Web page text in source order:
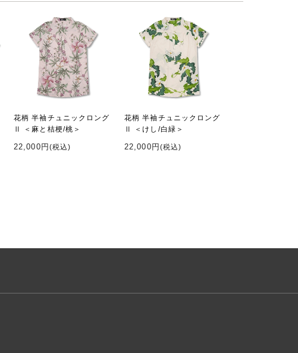
花柄 半袖チュニックロング
Ⅱ ＜麻と桔梗/桃＞
22,000円 (税込)
花柄 半袖チュニックロング
Ⅱ ＜けし/白緑＞
22,000円 (税込)